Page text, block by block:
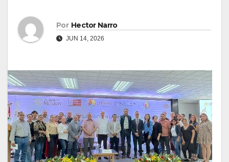
Por Hector Narro
JUN 14, 2026